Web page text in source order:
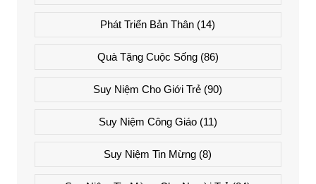
Phát Triển Bản Thân (14)
Quà Tặng Cuộc Sống(86)
Suy Niệm Cho Giới Trẻ (90)
Suy Niệm Công Giáo(11)
Suy Niệm Tin Mừng (8)